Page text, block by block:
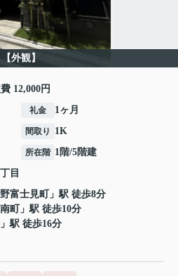
【外観】
12,000円
礼金 1ヶ月
間取り 1K
所在階 1階/5階建
目
富士見町
」駅 徒歩8分
町
」駅 徒歩10分
」駅 徒歩16分